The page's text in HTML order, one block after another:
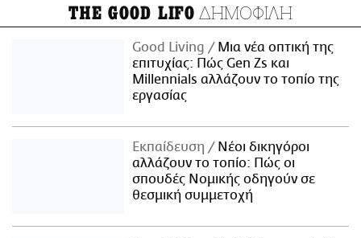
THE GOOD LIFO ΔΗΜΟΦΙΛΗ
Good Living
Μια νέα οπτική της
επιτυχίας: Πώς Gen Zs και
Millennials αλλάζουν το τοπίο της
εργασίας
Εκπαίδευση
Νέοι δικηγόροι
αλλάζουν το τοπίο: Πώς οι
σπουδές Νομικής οδηγούν σε
θεσμική συμμετοχή